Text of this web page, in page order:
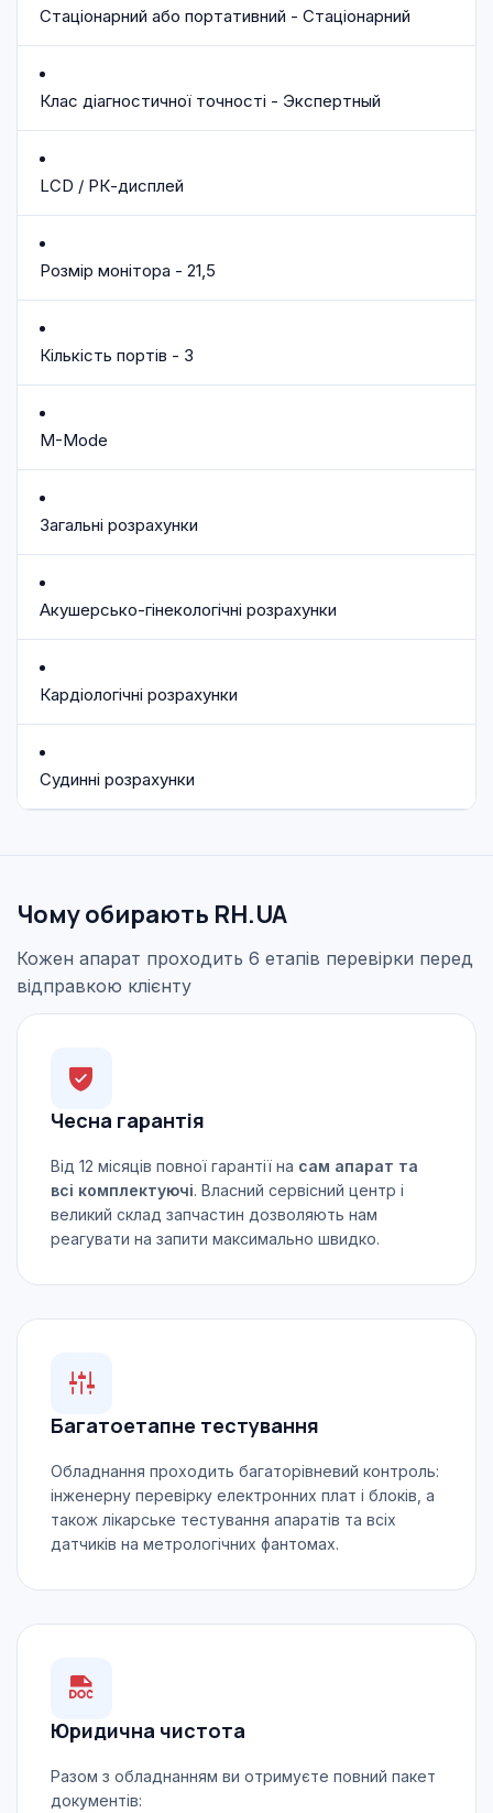
Стаціонарний або портативний - Стаціонарний
Клас діагностичної точності - Экспертный
LCD / РК-дисплей
Розмір монітора - 21,5
Кількість портів - 3
M-Mode
Загальні розрахунки
Акушерсько-гінекологічні розрахунки
Кардіологічні розрахунки
Судинні розрахунки
Чому обирають RH.UA
Кожен апарат проходить 6 етапів перевірки перед
відправкою клієнту
Чесна гарантія
Від 12 місяців повної гарантії на сам апарат та
всі комплектуючі. Власний сервісний центр і
великий склад запчастин дозволяють нам
реагувати на запити максимально швидко.
Багатоетапне тестування
Обладнання проходить багаторівневий контроль:
інженерну перевірку електронних плат і блоків, а
також лікарське тестування апаратів та всіх
датчиків на метрологічних фантомах.
Юридична чистота
Разом з обладнанням ви отримуєте повний пакет
документів: